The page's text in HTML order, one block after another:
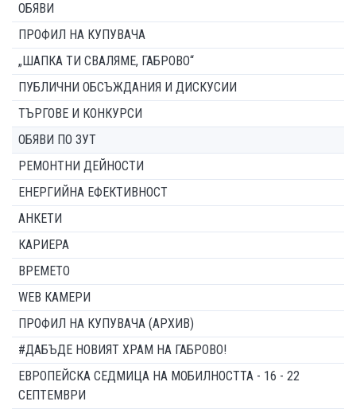
ОБЯВИ
ПРОФИЛ НА КУПУВАЧА
„ШАПКА ТИ СВАЛЯМЕ, ГАБРОВО“
ПУБЛИЧНИ ОБСЪЖДАНИЯ И ДИСКУСИИ
ТЪРГОВЕ И КОНКУРСИ
ОБЯВИ ПО ЗУТ
РЕМОНТНИ ДЕЙНОСТИ
ЕНЕРГИЙНА ЕФЕКТИВНОСТ
АНКЕТИ
КАРИЕРА
ВРЕМЕТО
WEB КАМЕРИ
ПРОФИЛ НА КУПУВАЧА (АРХИВ)
#ДАБЪДЕ НОВИЯТ ХРАМ НА ГАБРОВО!
ЕВРОПЕЙСКА СЕДМИЦА НА МОБИЛНОСТТА - 16 - 22
СЕПТЕМВРИ